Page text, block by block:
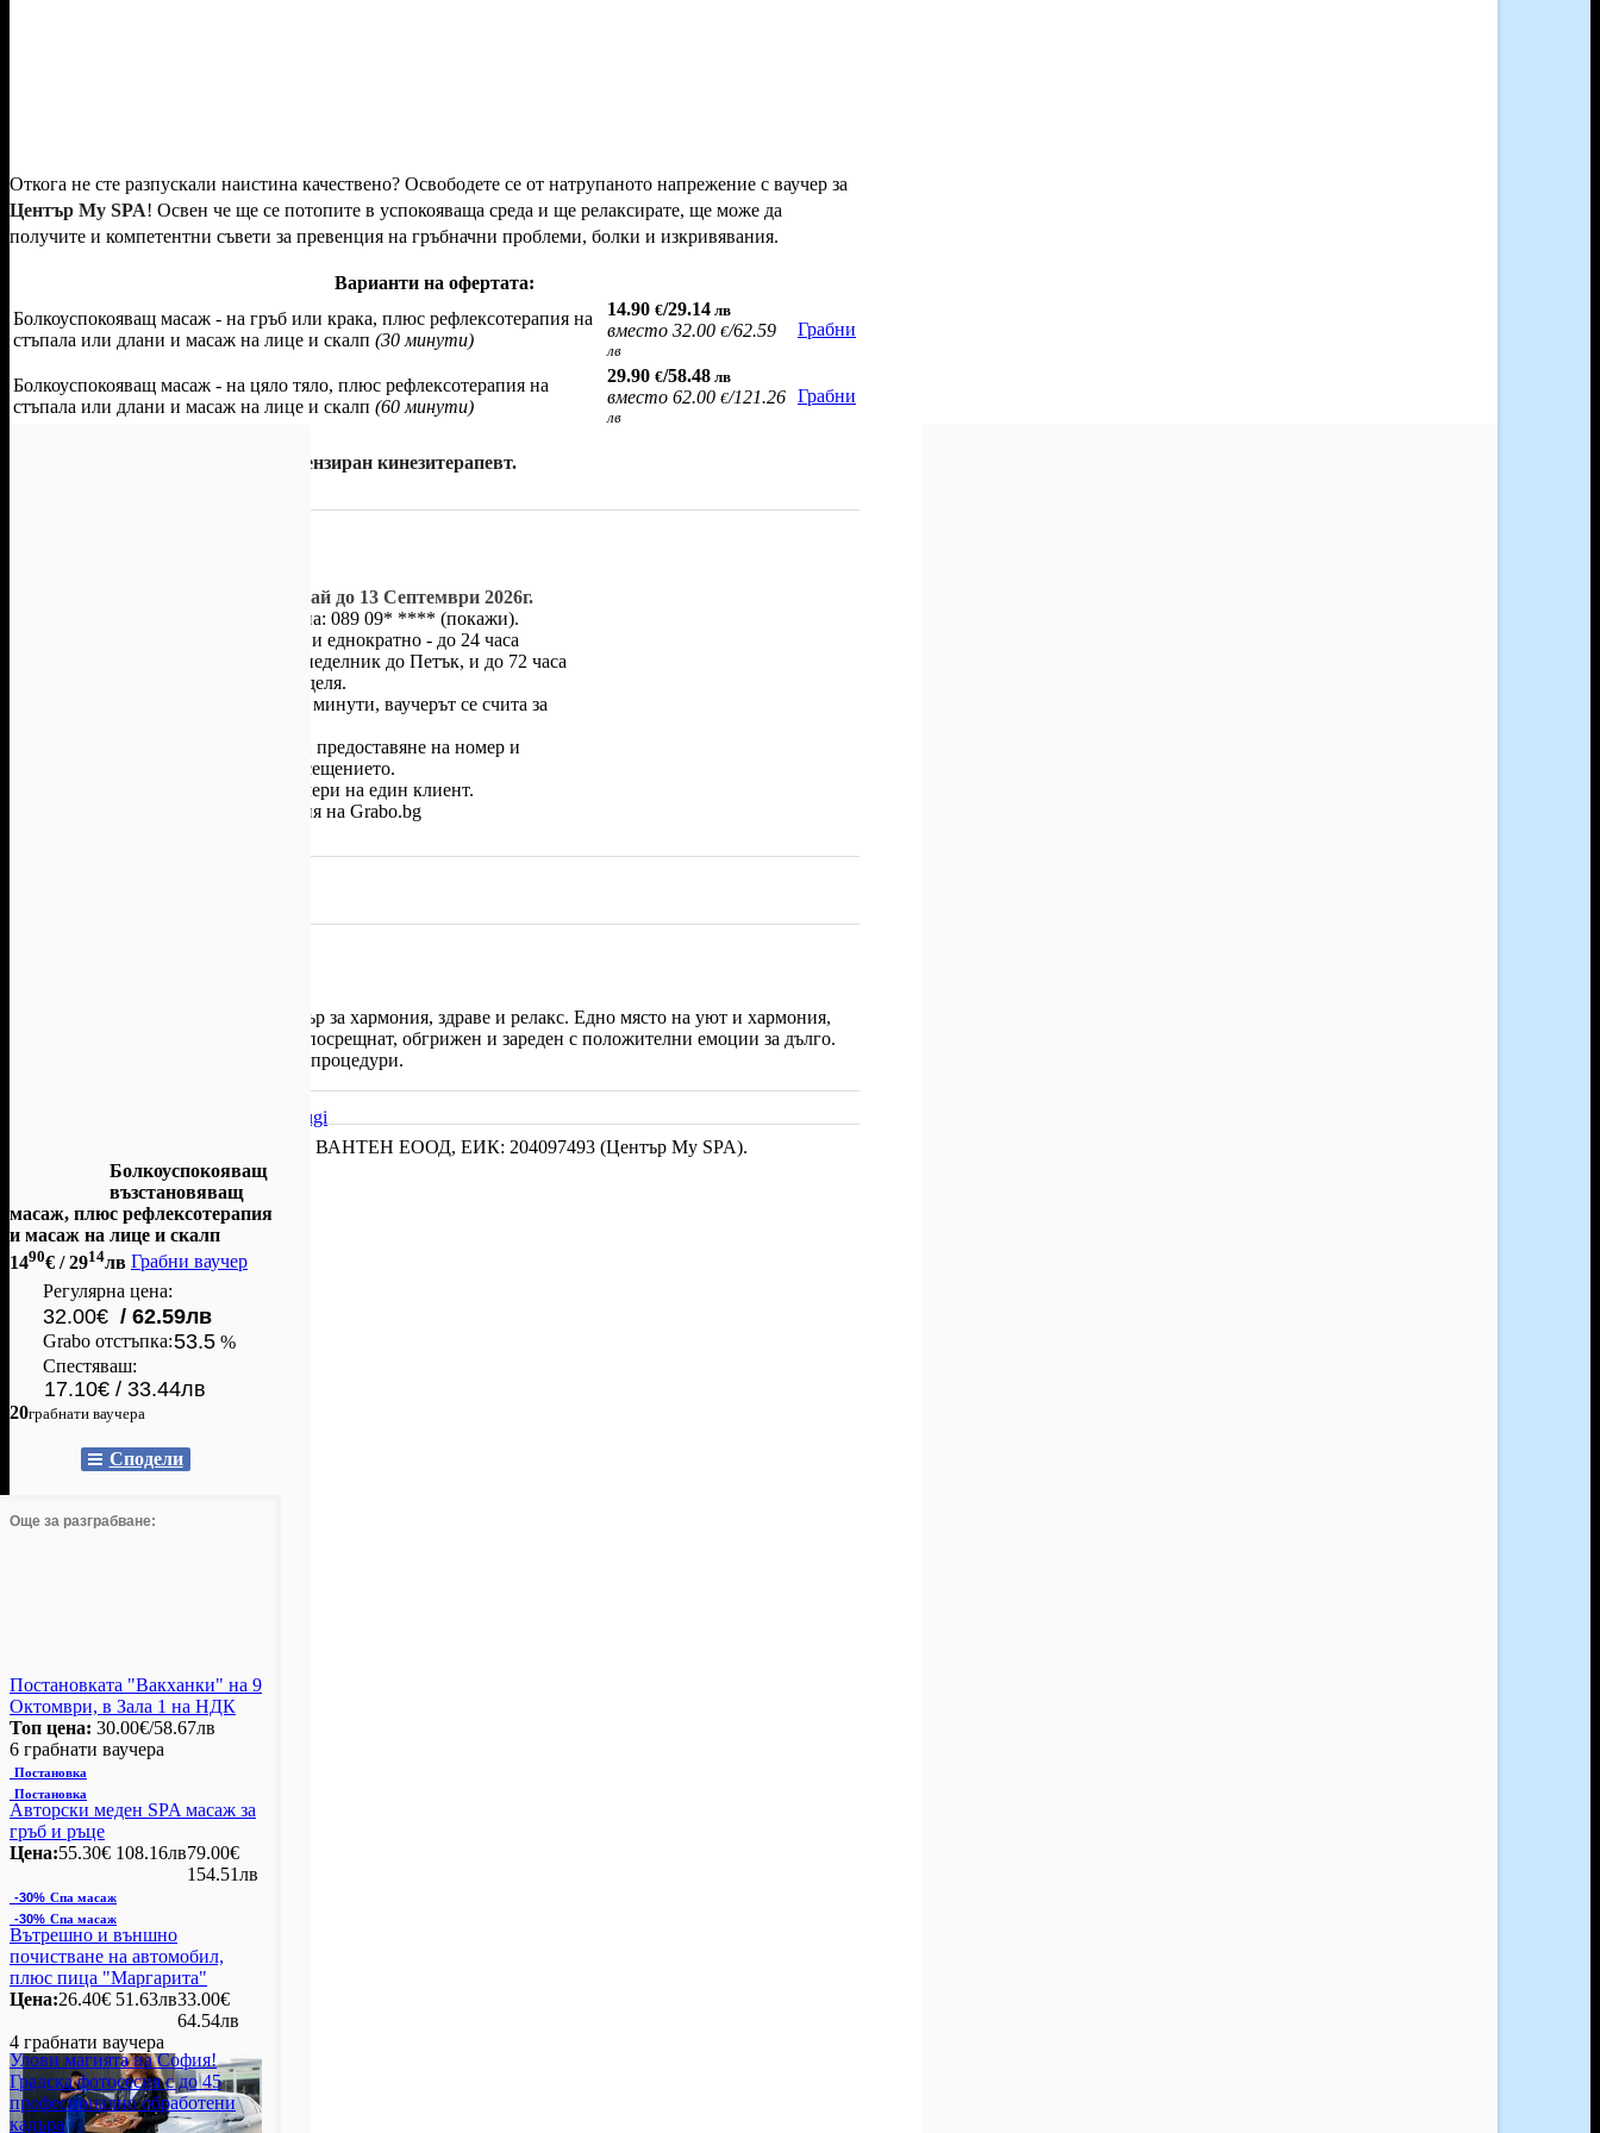
Откога не сте разпускали наистина качествено? Освободете се от натрупаното напрежение с ваучер за
Център My SPA! Освен че ще се потопите в успокояваща среда и ще релаксирате, ще може да
получите и компетентни съвети за превенция на гръбначни проблеми, болки и изкривявания.
Варианти на офертата:
Болкоуспокояващ масаж - на гръб или крака, плюс рефлексотерапия на
стъпала или длани и масаж на лице и скалп (30 минути)
14.90 €/29.14 лв
вместо 32.00 €/62.59
лв
Грабни
Болкоуспокояващ масаж - на цяло тяло, плюс рефлексотерапия на
стъпала или длани и масаж на лице и скалп (60 минути)
29.90 €/58.48 лв
вместо 62.00 €/121.26
лв
Грабни
Процедурите се извършват от лицензиран кинезитерапевт.
от 20 Май до 13 Септември 2026г.
С предварително записан час на: 089 09* **** (покажи).
Записан час може да се промени еднократно - до 24 часа
предварително за дните от Понеделник до Петък, и до 72 часа
предварително за Събота и Неделя.
При закъснение с повече от 15 минути, ваучерът се счита за
Услугата се извършва само при предоставяне на номер и
секретен код на ваучер при посещението.
Няма ограничение за броя ваучери на един клиент.
глобални условия на Grabo.bg
е новооткрит масажен център за хармония, здраве и релакс. Едно място на уют и хармония,
място, в което всеки е добре дошъл, посрещнат, обгрижен и зареден с положителни емоции за дълго.
Предлагат широка гама от масажи и процедури.
myspa.4stupki.com/pages/ceni-i-uslugi
ВАНТЕН ЕООД, ЕИК: 204097493 (Център My SPA).
Болкоуспокояващ
възстановяващ
масаж, плюс рефлексотерапия
и масаж на лице и скалп
1490€ / 2914лв Грабни ваучер
Регулярна цена:
32.00€ / 62.59лв
Grabo oтстъпка:53.5 %
Спестяваш:
17.10€ / 33.44лв
20грабнати ваучера
Сподели
Още за разграбване:
Постановката "Вакханки" на 9
Октомври, в Зала 1 на НДК
Топ цена: 30.00€/58.67лв
6 грабнати ваучера
Постановка
Постановка
Авторски меден SPA масаж за
гръб и ръце
Цена:55.30€ 108.16лв79.00€
154.51лв
-30% Спа масаж
-30% Спа масаж
Вътрешно и външно
почистване на автомобил,
плюс пица "Маргарита"
Цена:26.40€ 51.63лв33.00€
64.54лв
4 грабнати ваучера
Улови магията на София!
Градска фотосесия с до 45
професионално обработени
кадъра